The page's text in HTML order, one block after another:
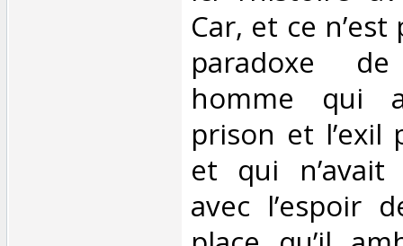
Car, et ce
paradoxe
homme qui
prison et l’exil
et qui n’avait
avec l’espoir